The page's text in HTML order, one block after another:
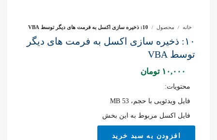
خانه محصول 10: ذخیره سازی اکسل به فرمت های دیگر توسط VBA
۱۰: ذخیره سازی اکسل به فرمت های دیگر
توسط VBA
۱۰,۰۰۰ تومان
محتویات:
فایل ویدئویی با حجم، 53 MB
فایل اکسل مربوط به این بخش
افزودن به سبد خرید